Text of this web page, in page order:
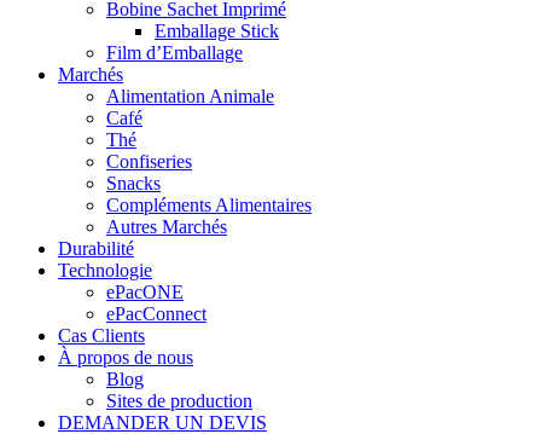
Bobine Sachet Imprimé
Emballage Stick
Film d’Emballage
Marchés
Alimentation Animale
Café
Thé
Confiseries
Snacks
Compléments Alimentaires
Autres Marchés
Durabilité
Technologie
ePacONE
ePacConnect
Cas Clients
À propos de nous
Blog
Sites de production
DEMANDER UN DEVIS